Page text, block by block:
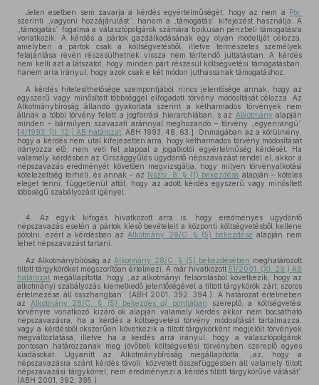
Jelen esetben sem zavarja a kérdés egyértelműségét, hogy az nem a Ptv.
szerinti „vagyoni hozzájárulást”, hanem a „támogatás” kifejezést használja. A
„támogatás” fogalma a választópolgárok számára tipikusan pénzbeli támogatásra
vonatkozik. A kérdés a pártok gazdálkodásának egy olyan modelljét célozza,
amelyben a pártok csak a költségvetésből, illetve természetes személyek
felajánlása révén részesülhetnek vissza nem térítendő juttatásban. A kérdés
nem kelti azt a látszatot, hogy minden párt részesül költségvetési támogatásban,
hanem arra irányul, hogy azok csak e két módon juthassanak támogatáshoz.
A kérdés hitelesíthetősége szempontjából nincs jelentősége annak, hogy az
egyszerű vagy minősített többséggel elfogadott törvény módosítását célozza. Az
Alkotmánybíróság állandó gyakorlata szerint a kétharmados törvények nem
állnak a többi törvény felett a jogforrási hierarchiában, s az Alkotmány alapján
minden – bármilyen szavazati aránnyal meghozandó – törvény „egyenrangú”
[4/1993. (II. 12.) AB határozat , ABH 1993, 48, 63.]. Önmagában az a körülmény,
hogy a kérdés nem utal kifejezetten arra, hogy kétharmados törvény módosítását
irányozza elő, nem veti fel alappal a jogalkotói egyértelműség kérdését. Ha
valamely kérdésben az Országgyűlés ügydöntő népszavazást rendel el, akkor a
népszavazás eredményét követően megvizsgálja, hogy milyen törvényalkotási
kötelezettség terheli, és annak – az Nsztv. 8. § (1) bekezdése alapján – köteles
eleget tenni, függetlenül attól, hogy az adott kérdés egyszerű vagy minősített
többségű szabályozást igényel.
4. Az egyik kifogás hivatkozott arra is, hogy eredményes ügydöntő
népszavazás esetén a pártok kieső bevételeit a központi költségvetésből kellene
pótolni, ezért a kérdésben az Alkotmány 28/C. § (5) bekezdése alapján nem
lehet népszavazást tartani.
Az Alkotmánybíróság az Alkotmány 28/C. § (5) bekezdésében meghatározott
tiltott tárgyköröket megszorítóan értelmezi. A már hivatkozott 51/2001. (XI. 29.) AB
határozat megállapította, hogy „az alkotmányi felsorolásból következik, hogy az
alkotmányi szabályozás kiemelkedő jelentőségével a tiltott tárgykörök zárt, szoros
értelmezése áll összhangban” (ABH 2001, 392, 394.). A határozat értelmében
az
Alkotmány 28/C. § (5) bekezdésa) pontjában szereplő, a költségvetési
törvényre vonatkozó kizáró ok alapján valamely kérdés akkor nem bocsátható
népszavazásra, ha a kérdés a költségvetési törvény módosítását tartalmazza,
vagy a kérdésből okszerűen következik a tiltott tárgykörként megjelölt törvények
megváltoztatása, illetve ha a kérdés arra irányul, hogy a választópolgárok
pontosan határozzanak meg jövőbeli költségvetési törvényben szereplő egyes
kiadásokat. Ugyanitt az Alkotmánybíróság megállapította: „az, hogy a
népszavazásra szánt kérdés távoli, közvetett összefüggésben áll valamely tiltott
népszavazási tárgykörrel, nem eredményezi a kérdés tiltott tárgykörűvé válását”
(ABH 2001, 392, 395.).